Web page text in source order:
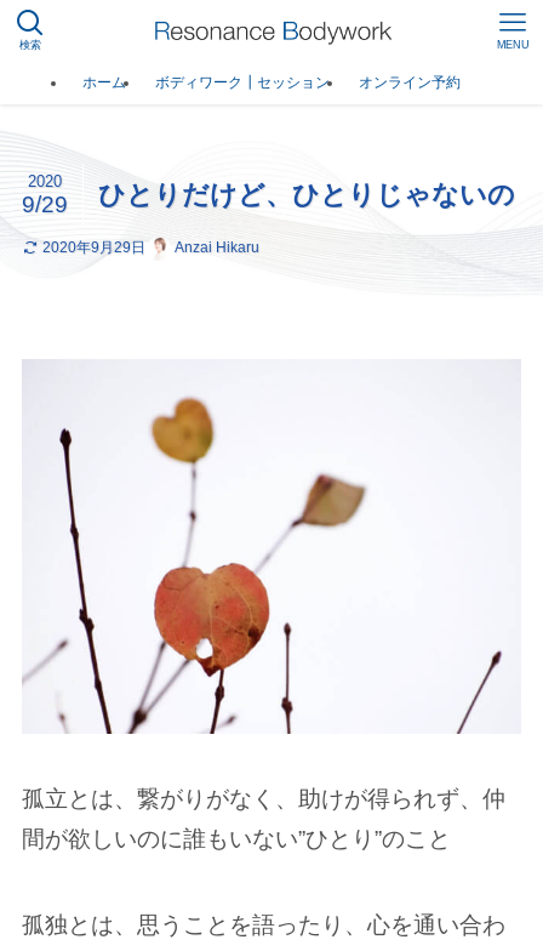
検索 MENU
ホーム ボディワーク┃セッション オンライン予約
ひとりだけど、ひとりじゃないの
2020
9/29
2020年9月29日 Anzai Hikaru
孤立とは、繋がりがなく、助けが得られず、仲
間が欲しいのに誰もいない”ひとり”のこと
孤独とは、思うことを語ったり、心を通い合わ